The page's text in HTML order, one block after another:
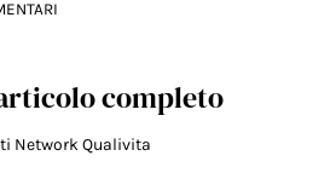
completo
Network Qualivita